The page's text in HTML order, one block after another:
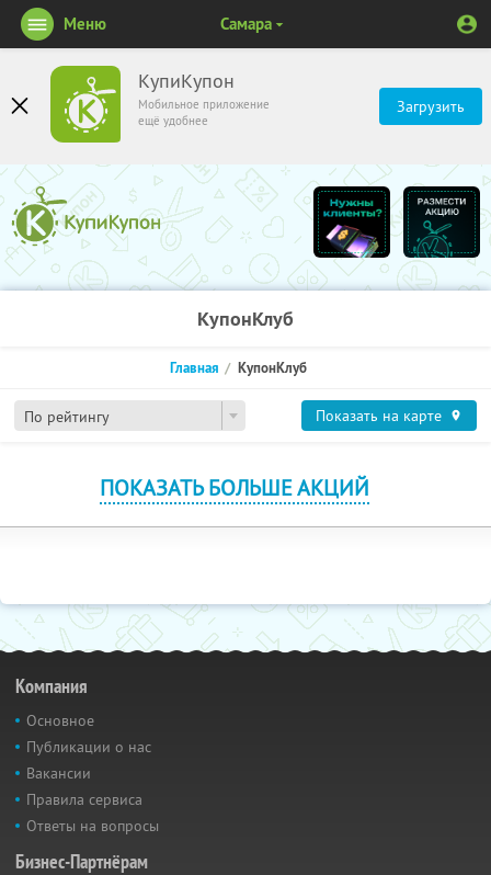
КупиКупон
Мобильное приложение
ещё удобнее
Загрузить
Меню Самара
КупонКлуб
По рейтингу
Главная КупонКлуб
Показать на карте
ПОКАЗАТЬ БОЛЬШЕ АКЦИЙ
Компания
Основное
Публикации о нас
Вакансии
Правила сервиса
Ответы на вопросы
Бизнес-Партнёрам